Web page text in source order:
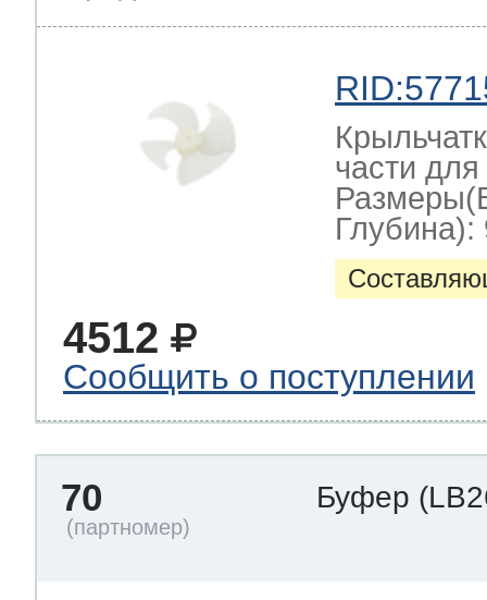
части
Глубина):
4512
Сообщить о поступлении
70 Буфер